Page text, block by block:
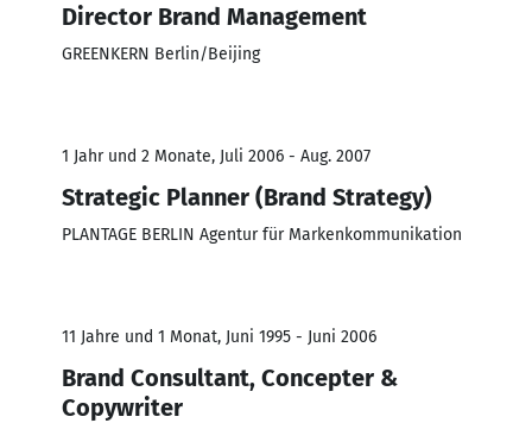
Director Brand Management
GREENKERN Berlin/Beijing
1 Jahr und 2 Monate, Juli 2006 - Aug. 2007
Strategic Planner (Brand Strategy)
PLANTAGE BERLIN Agentur für Markenkommunikation
11 Jahre und 1 Monat, Juni 1995 - Juni 2006
Brand Consultant, Concepter &
Copywriter